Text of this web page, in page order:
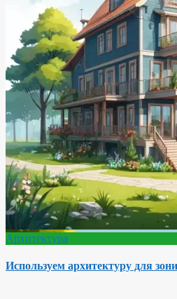
Архитектура
Используем архитектуру для